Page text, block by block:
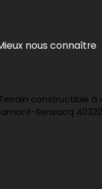
nous connaître